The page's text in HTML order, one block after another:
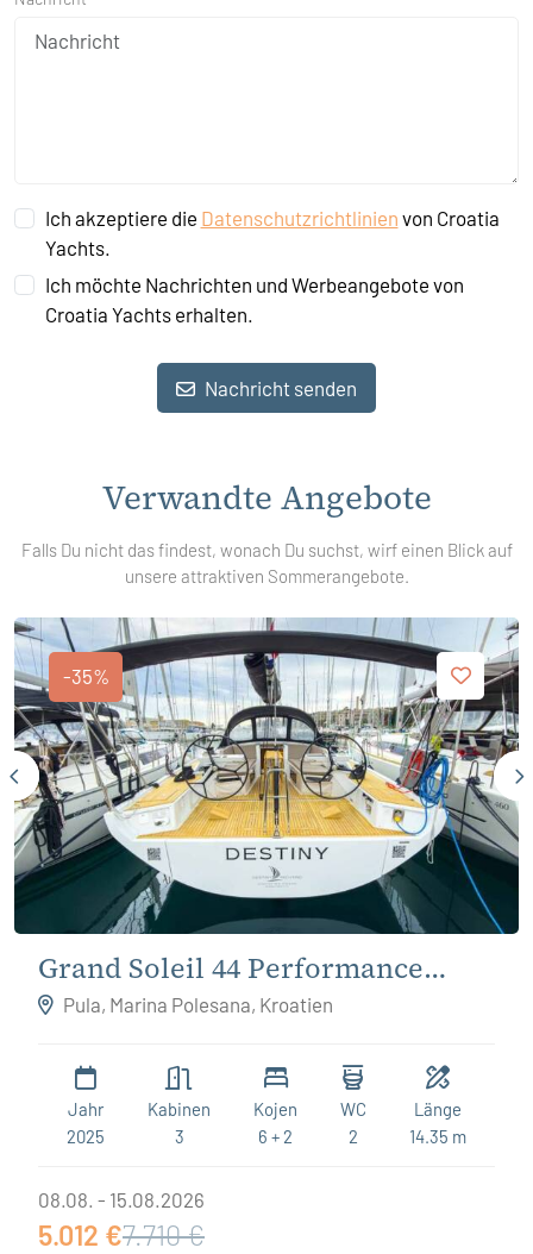
Ich akzeptiere die Datenschutzrichtlinien von Croatia
Yachts.
Ich möchte Nachrichten und Werbeangebote von
Croatia Yachts erhalten.
Nachricht senden
Verwandte Angebote
Falls Du nicht das findest, wonach Du suchst, wirf einen Blick auf
unsere attraktiven Sommerangebote.
-35%
Grand Soleil 44 Performance
Destiny
Pula, Marina Polesana, Kroatien
Jahr
2025
Kabinen
3
Kojen
6 + 2
WC
2
Länge
14.35 m
08.08. - 15.08.2026
5.012 €7.710 €